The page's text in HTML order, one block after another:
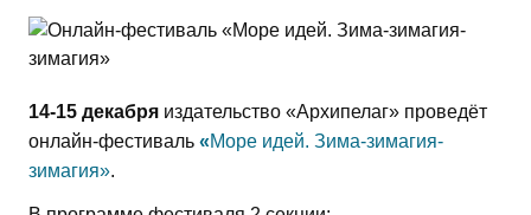
14-15 декабря издательство «Архипелаг» проведёт
онлайн-фестиваль «Море идей. Зима-зимагия-
зимагия».